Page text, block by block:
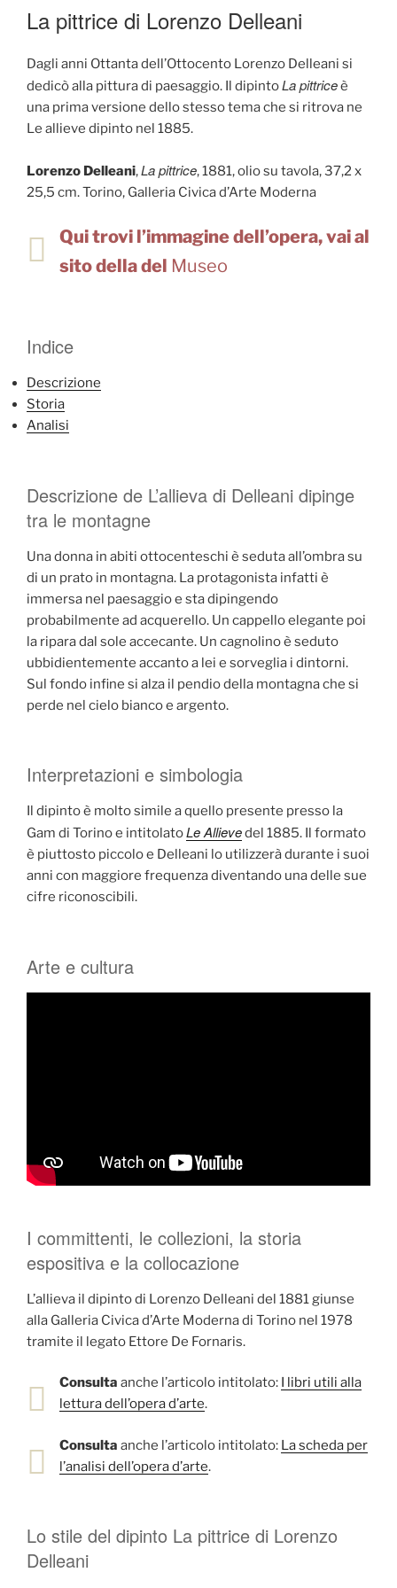
La pittrice di Lorenzo Delleani
Dagli anni Ottanta dell’Ottocento Lorenzo Delleani si
dedicò alla pittura di paesaggio. Il dipintoLa pittriceè
una prima versione dello stesso tema che si ritrova ne
Le allieve dipinto nel 1885.
Lorenzo Delleani,La pittrice, 1881, olio su tavola, 37,2 x
25,5 cm. Torino, Galleria Civica d’Arte Moderna
Qui trovi l’immagine dell’opera, vai al
sito della del Museo
Indice
Descrizione
Storia
Analisi
Descrizione de L’allieva di Delleani dipinge
tra le montagne
Una donna in abiti ottocenteschi è seduta all’ombra su
di un prato in montagna. La protagonista infatti è
immersa nel paesaggio e sta dipingendo
probabilmente ad acquerello. Un cappello elegante poi
la ripara dal sole accecante. Un cagnolino è seduto
ubbidientemente accanto a lei e sorveglia i dintorni.
Sul fondo infine si alza il pendio della montagna che si
perde nel cielo bianco e argento.
Interpretazioni e simbologia
Il dipinto è molto simile a quello presente presso la
Gam di Torino e intitolatoLe Allievedel 1885. Il formato
è piuttosto piccolo e Delleani lo utilizzerà durante i suoi
anni con maggiore frequenza diventando una delle sue
cifre riconoscibili.
Arte e cultura
I committenti, le collezioni, la storia
espositiva e la collocazione
L’allieva il dipinto di Lorenzo Delleani del 1881 giunse
alla Galleria Civica d’Arte Moderna di Torino nel 1978
tramite il legato Ettore De Fornaris.
Consulta anche l’articolo intitolato:
I libri utili alla
lettura dell’opera d’arte.
Consulta anche l’articolo intitolato: La scheda per
l’analisi dell’opera d’arte.
Lo stile del dipinto La pittrice di Lorenzo
Delleani